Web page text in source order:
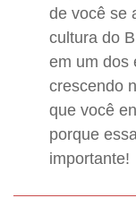
de você se
cultura do
em um dos
crescendo
que você
porque
importante!